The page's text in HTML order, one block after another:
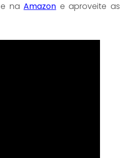
e naAmazon e aproveite as